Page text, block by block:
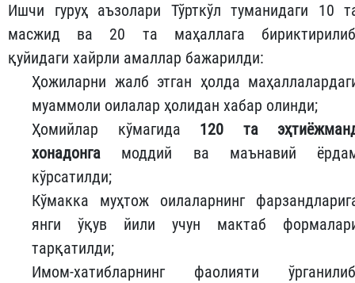
Ишчи гуруҳ аъзолари Тўрткўл туманидаги 10
масжид ва 20 та маҳаллага
қуйидаги хайрли амаллар бажарилди:
Ҳожиларни жалб этган ҳолда
муаммоли оилалар ҳолидан хабар олинди;
Ҳомийлар кўмагида 120 та
хонадонга моддий ва маънавий
кўрсатилди;
Кўмакка муҳтож оилаларнинг
янги ўқув йили учун мактаб
тарқатилди;
Имом-хатибларнинг фаолияти